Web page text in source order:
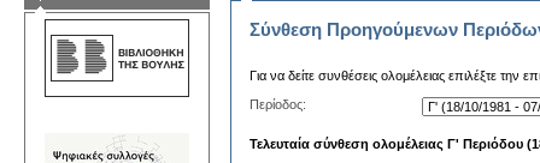
Σύνθεση Προηγούμενων
Για να δείτε συνθέσεις ολομέλειας επιλέξτε την
Περίοδος:
Τελευταία σύνθεση ολομέλειας Γ' Περιόδου